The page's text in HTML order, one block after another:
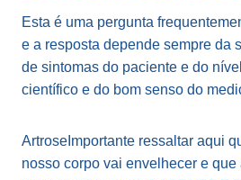
Esta é uma pergunta
e a resposta depende sempre da
de sintomas do paciente e do
científico e do bom senso do
ArtroseImportante ressaltar aqui
nosso corpo vai envelhecer e que